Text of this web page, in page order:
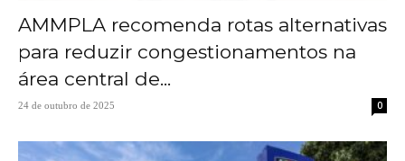
AMMPLA recomenda rotas alternativas
para reduzir congestionamentos na
área central de...
24 de outubro de 2025 0